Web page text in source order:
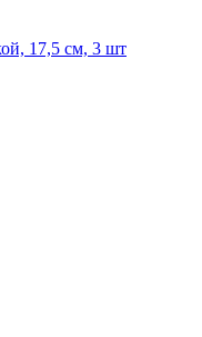
17,5 см, 3 шт